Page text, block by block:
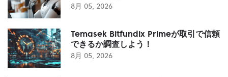
8月 05, 2026
Temasek Bitfundix Primeが取引で信頼
できるか調査しよう！
8月 05, 2026